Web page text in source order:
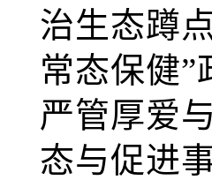
治生态蹲
常态保健
严管厚爱
态与促进